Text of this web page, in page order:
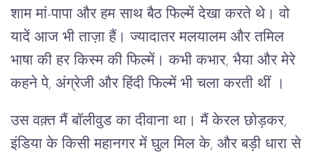
शाम मां-पापा और हम साथ बैठ फिल्में देखा करते थे। वो
यादें आज भी ताज़ा हैं। ज्यादातर मलयालम और तमिल
भाषा की हर किस्म की फिल्में। कभी कभार, भैया और मेरे
कहने पे, अंग्रेजी और हिंदी फिल्में भी चला करती थीं ।
उस वक़्त मैं बॉलीवुड का दीवाना था। मैं केरल छोड़कर,
इंडिया के किसी महानगर में घुल मिल के, और बड़ी धारा से